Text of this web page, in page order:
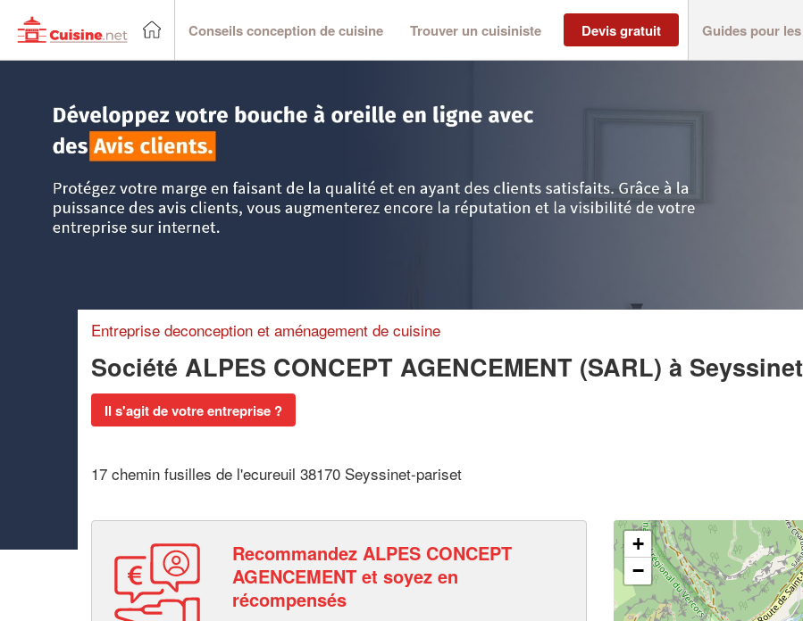
Conseils conception de cuisine Trouver un cuisiniste Devis gratuit Guides pour
Entreprise deconception et aménagement de cuisine
Société ALPES CONCEPT AGENCEMENT (SARL) à
Il s'agit de votre entreprise ?
17 chemin fusilles de l'ecureuil 38170 Seyssinet-pariset
Recommandez ALPES CONCEPT
AGENCEMENT et soyez en
récompensés
+
−